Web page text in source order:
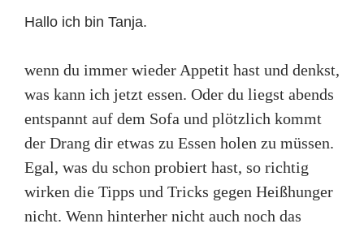
Hallo ich bin Tanja.
wenn du immer wieder Appetit hast und denkst,
was kann ich jetzt essen. Oder du liegst abends
entspannt auf dem Sofa und plötzlich kommt
der Drang dir etwas zu Essen holen zu müssen.
Egal, was du schon probiert hast, so richtig
wirken die Tipps und Tricks gegen Heißhunger
nicht. Wenn hinterher nicht auch noch das